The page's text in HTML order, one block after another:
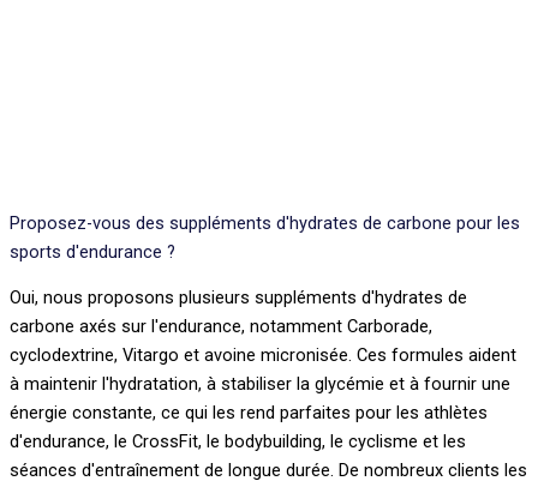
Proposez-vous des suppléments d'hydrates de carbone pour les
sports d'endurance ?
Oui, nous proposons plusieurs suppléments d'hydrates de
carbone axés sur l'endurance, notamment Carborade,
cyclodextrine, Vitargo et avoine micronisée. Ces formules aident
à maintenir l'hydratation, à stabiliser la glycémie et à fournir une
énergie constante, ce qui les rend parfaites pour les athlètes
d'endurance, le CrossFit, le bodybuilding, le cyclisme et les
séances d'entraînement de longue durée. De nombreux clients les